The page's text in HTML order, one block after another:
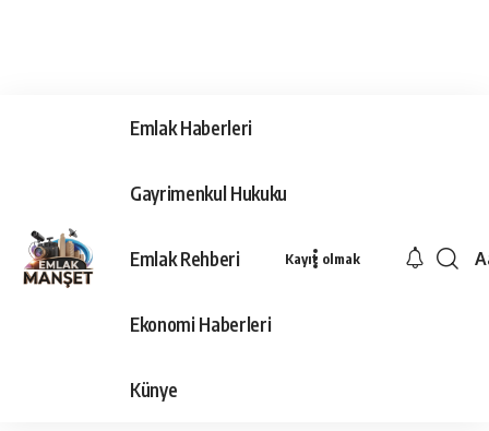
Emlak Haberleri
Gayrimenkul Hukuku
Emlak Rehberi
Ekonomi Haberleri
Künye
Kayıt olmak